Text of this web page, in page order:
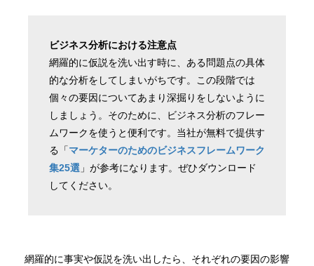
ビジネス分析における注意点
網羅的に仮説を洗い出す時に、ある問題点の具体
的な分析をしてしまいがちです。この段階では
個々の要因についてあまり深掘りをしないように
しましょう。そのために、ビジネス分析のフレー
ムワークを使うと便利です。当社が無料で提供す
る「マーケターのためのビジネスフレームワーク
集25選 」が参考になります。ぜひダウンロード
してください。
網羅的に事実や仮説を洗い出したら、それぞれの要因の影響